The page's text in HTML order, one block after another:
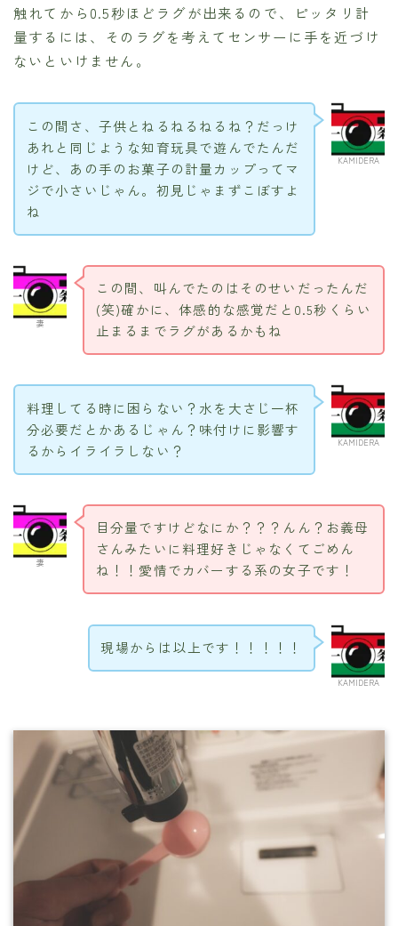
触れてから0.5秒ほどラグが出来るので、ピッタリ計
量するには、そのラグを考えてセンサーに手を近づけ
ないといけません。
KAMIDERA
この間さ、子供とねるねるねるね？だっけ
あれと同じような知育玩具で遊んでたんだ
けど、あの手のお菓子の計量カップってマ
ジで小さいじゃん。初見じゃまずこぼすよ
ね
妻
この間、叫んでたのはそのせいだったんだ
(笑)確かに、体感的な感覚だと0.5秒くらい
止まるまでラグがあるかもね
KAMIDERA
料理してる時に困らない？水を大さじ一杯
分必要だとかあるじゃん？味付けに影響す
るからイライラしない？
妻
目分量ですけどなにか？？？んん？お義母
さんみたいに料理好きじゃなくてごめん
ね！！愛情でカバーする系の女子です！
KAMIDERA
現場からは以上です！！！！！